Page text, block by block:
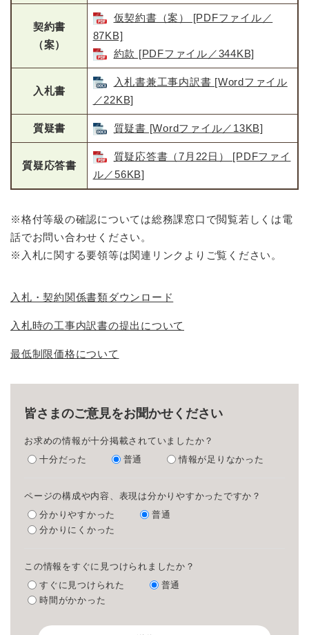
契約書
（案）
仮契約書（案） [PDFファイル／
87KB]
約款 [PDFファイル／344KB]
入札書
入札書兼工事内訳書 [Wordファイル
／22KB]
質疑書 質疑書 [Wordファイル／13KB]
質疑応答書
質疑応答書（7月22日） [PDFファイ
ル／56KB]
※格付等級の確認については総務課窓口で閲覧若しくは電
話でお問い合わせください。
※入札に関する要領等は関連リンクよりご覧ください。
入札・契約関係書類ダウンロード
入札時の工事内訳書の提出について
最低制限価格について
皆さまのご意見をお聞かせください
お求めの情報が十分掲載されていましたか？
十分だった
普通 情報が足りなかった
ページの構成や内容、表現は分かりやすかったですか？
分かりやすかった
普通
分かりにくかった
この情報をすぐに見つけられましたか？
すぐに見つけられた
普通
時間がかかった